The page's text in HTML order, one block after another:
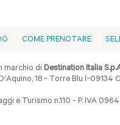
COME PRENOTARE
marchio diDestination Italia
18 - Torre Blu I-09134
e Turismo n.110 - P. IVA